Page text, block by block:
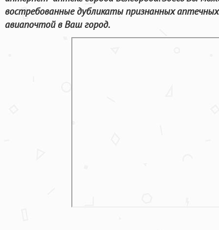
востребованные дубликаты признанных
авиапочтой в Ваш город.